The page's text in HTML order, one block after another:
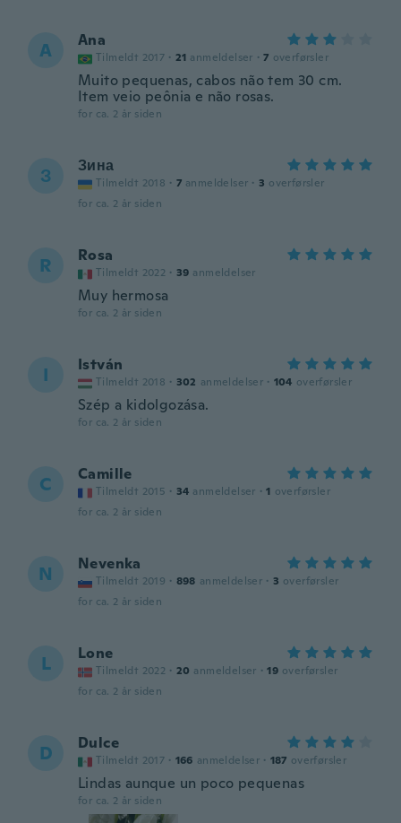
A Ana
Tilmeldt 2017 · 21 anmeldelser · 7 overførsler
Muito pequenas, cabos não tem 30 cm.
Item veio peônia e não rosas.
for ca. 2 år siden
З Зина
Tilmeldt 2018 · 7 anmeldelser · 3 overførsler
for ca. 2 år siden
R Rosa
Tilmeldt 2022 · 39 anmeldelser
Muy hermosa
for ca. 2 år siden
I István
Tilmeldt 2018 · 302 anmeldelser · 104 overførsler
Szép a kidolgozása.
for ca. 2 år siden
C Camille
Tilmeldt 2015 · 34 anmeldelser · 1 overførsler
for ca. 2 år siden
N Nevenka
Tilmeldt 2019 · 898 anmeldelser · 3 overførsler
for ca. 2 år siden
L Lone
Tilmeldt 2022 · 20 anmeldelser · 19 overførsler
for ca. 2 år siden
D Dulce
Tilmeldt 2017 · 166 anmeldelser · 187 overførsler
Lindas aunque un poco pequenas
for ca. 2 år siden